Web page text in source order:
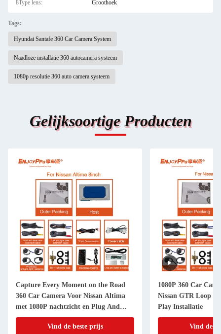
8Type lens: Groothoek
Tags:
Hyundai Santafe 360 Car Camera System
Naadloze installatie 360 autocamera systeem
1080p resolutie 360 auto camera systeem
Gelijksoortige Producten
Capture Every Moment on the Road
360 Car Camera Voor Nissan Altima
met 1080P nachtzicht en Plug And
Play installatie
Vind de beste prijs
1080P 360 Car
Nissan GTR Loop
Play Installatie
Vind de